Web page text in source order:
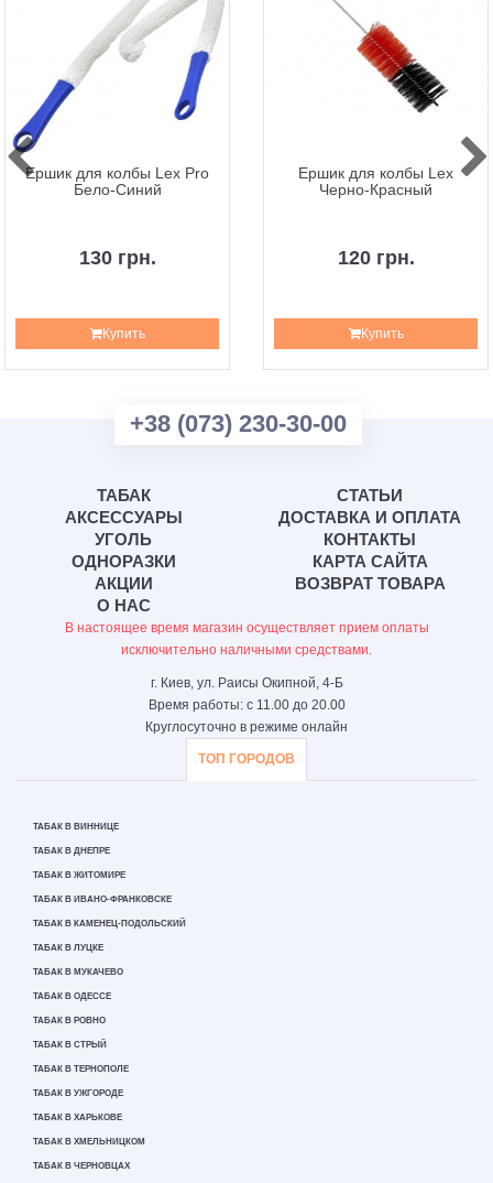
Ершик для колбы Lex Pro
Бело-Синий
130 грн.
Купить
Ершик для колбы Lex
Черно-Красный
120 грн.
Купить
+38 (073) 230-30-00
ТАБАК
АКСЕССУАРЫ
УГОЛЬ
ОДНОРАЗКИ
АКЦИИ
О НАС
СТАТЬИ
ДОСТАВКА И ОПЛАТА
КОНТАКТЫ
КАРТА САЙТА
ВОЗВРАТ ТОВАРА
В настоящее время магазин осуществляет прием оплаты
исключительно наличными средствами.
г. Киев, ул. Раисы Окипной, 4-Б
Время работы: с 11.00 до 20.00
Круглосуточно в режиме онлайн
ТОП ГОРОДОВ
ТАБАК В ВИННИЦЕ
ТАБАК В ДНЕПРЕ
ТАБАК В ЖИТОМИРЕ
ТАБАК В ИВАНО-ФРАНКОВСКЕ
ТАБАК В КАМЕНЕЦ-ПОДОЛЬСКИЙ
ТАБАК В ЛУЦКЕ
ТАБАК В МУКАЧЕВО
ТАБАК В ОДЕССЕ
ТАБАК В РОВНО
ТАБАК В СТРЫЙ
ТАБАК В ТЕРНОПОЛЕ
ТАБАК В УЖГОРОДЕ
ТАБАК В ХАРЬКОВЕ
ТАБАК В ХМЕЛЬНИЦКОМ
ТАБАК В ЧЕРНОВЦАХ